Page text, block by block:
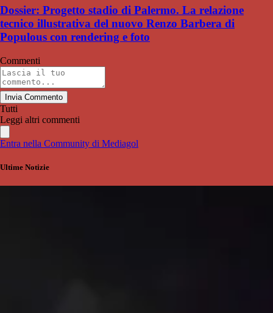
Dossier: Progetto stadio di Palermo. La relazione
tecnico illustrativa del nuovo Renzo Barbera di
Populous con rendering e foto
Commenti
Invia Commento
Tutti
Leggi altri commenti
Entra nella Community di Mediagol
Ultime Notizie